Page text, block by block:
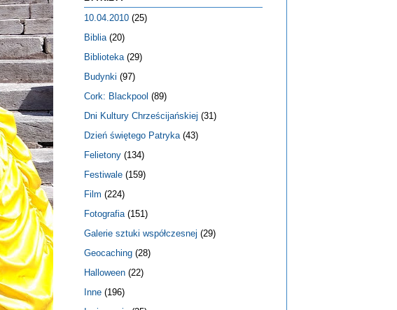
10.04.2010 (25)
Biblia (20)
Biblioteka (29)
Budynki (97)
Cork: Blackpool (89)
Dni Kultury Chrześcijańskiej (31)
Dzień świętego Patryka (43)
Felietony (134)
Festiwale (159)
Film (224)
Fotografia (151)
Galerie sztuki współczesnej (29)
Geocaching (28)
Halloween (22)
Inne (196)